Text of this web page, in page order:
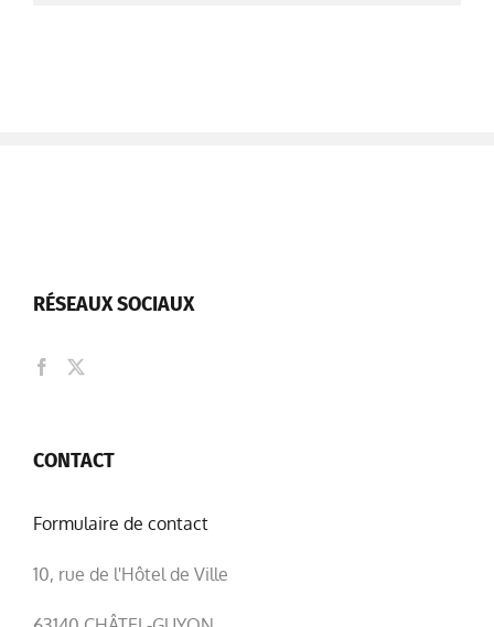
RÉSEAUX SOCIAUX
CONTACT
Formulaire de contact
10, rue de l'Hôtel de Ville